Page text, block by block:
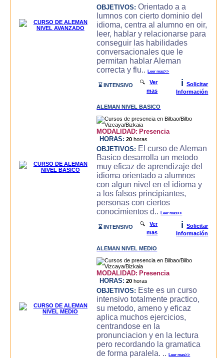
OBJETIVOS: Orientado a a
lumnos con cierto dominio del
idioma, centra al alumno en oir,
leer, hablar y relacionarse para
conseguir las habilidades
conversacionales que le
permitan hablar Aleman
correcta y flu..Leer mas>>
⌛ INTENSIVO 🔍Ver
mas
i
Solicitar
Información
ALEMAN NIVEL BASICO
MODALIDAD: Presencia
HORAS: 20 horas
OBJETIVOS: El curso de Aleman
Basico desarrolla un metodo
muy eficaz de aprendizaje del
idioma orientado a alumnos
con algun nivel en el idioma y
a los falsos principiantes,
personas con ciertos
conocimientos d..Leer mas>>
⌛ INTENSIVO 🔍Ver
mas
i
Solicitar
Información
ALEMAN NIVEL MEDIO
MODALIDAD: Presencia
HORAS: 20 horas
OBJETIVOS: Este es un curso
intensivo totalmente practico,
su metodo, ameno y eficaz
aplica muchos ejercicios,
centrandose en la
pronunciacion y en la lectura
pero recordando la gramatica
de forma paralela. ..Leer mas>>